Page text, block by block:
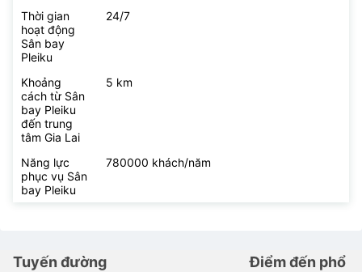
Thời gian
hoạt động
Sân bay
Pleiku
24/7
Khoảng
cách từ Sân
bay Pleiku
đến trung
tâm Gia Lai
5 km
Năng lực
phục vụ Sân
bay Pleiku
780000 khách/năm
Tuyến đường Điểm đến phổ